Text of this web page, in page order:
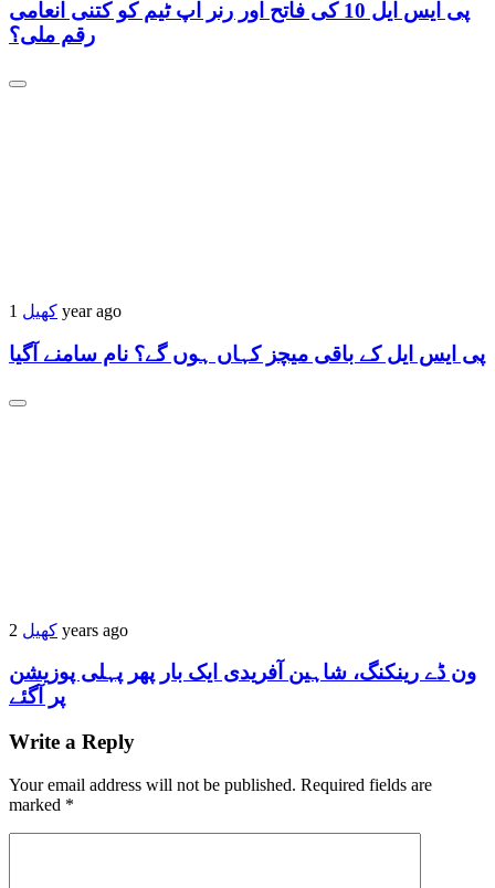
پی ایس ایل 10 کی فاتح اور رنر اپ ٹیم کو کتنی انعامی
رقم ملی؟
کھیل 1 year ago
پی ایس ایل کے باقی میچز کہاں ہوں گے؟ نام سامنے آگیا
کھیل 2 years ago
ون ڈے رینکنگ، شاہین آفریدی ایک بار پھر پہلی پوزیشن
پر آگئے
Write a Reply
Your email address will not be published. Required fields are
marked *